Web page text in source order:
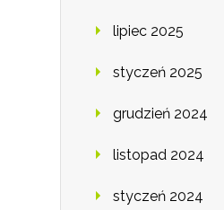
lipiec 2025
styczeń 2025
grudzień 2024
listopad 2024
styczeń 2024